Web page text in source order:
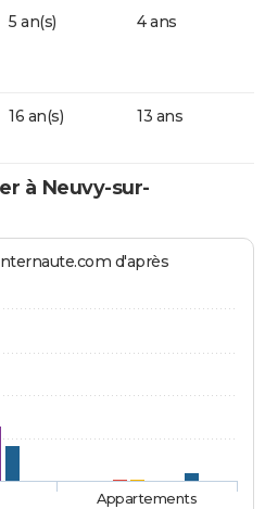
5 an(s) 4 ans
16 an(s) 13 ans
à Neuvy-sur-
d'après
Appartements